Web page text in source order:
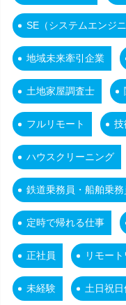
SE（システムエンジニ
地域未来牽引企業
土地家屋調査士
フルリモート 技
ハウスクリーニング
鉄道乗務員・船舶乗務
定時で帰れる仕事
正社員 リモー
未経験 土日祝日